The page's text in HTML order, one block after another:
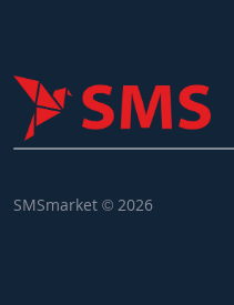
SMSmarket © 2026